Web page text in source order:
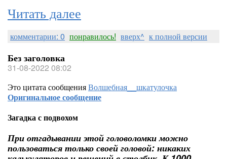
Читать далее
комментарии: 0 понравилось! вверх^ к полной версии
Без заголовка
31-08-2022 08:02
Это цитата сообщенияВолшебная__шкатулочка
Оригинальное сообщение
Загадка с подвохом
При отгадывании этой головоломки можно
пользоваться только своей головой: никаких